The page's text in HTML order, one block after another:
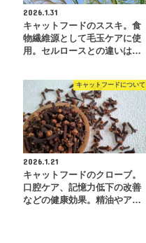
2026.1.31
キャットフードのススキ。食
物繊維源として毛玉ケアに使
用。セルロースとの違いは…
キャットフードについて
2026.1.21
キャットフードのクローブ。
口腔ケア、記憶力低下の改善
などの健康効果。精油やア…